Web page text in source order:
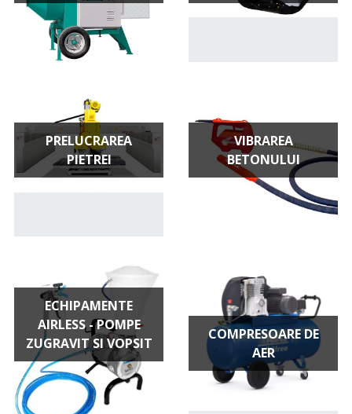
PRELUCRAREA
PIETREI
VIBRAREA
BETONULUI
ECHIPAMENTE
AIRLESS - POMPE
ZUGRAVIT SI VOPSIT
COMPRESOARE DE
AER